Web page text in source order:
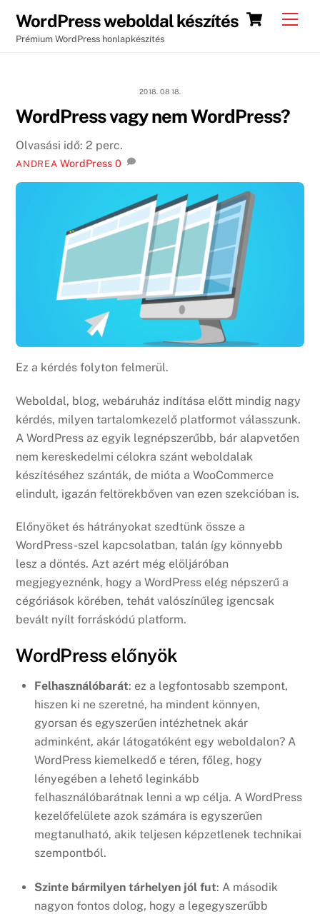
content
Cart
WordPress weboldal készítés
Prémium WordPress honlapkészítés
2018. 08 18.
WordPress vagy nem WordPress?
Olvasási idő:2 perc.
ANDREA WordPress 0
Ez a kérdés folyton felmerül.
Weboldal, blog, webáruház indítása előtt mindig nagy
kérdés, milyen tartalomkezelő platformot válasszunk.
A WordPress az egyik legnépszerűbb, bár alapvetően
nem kereskedelmi célokra szánt weboldalak
készítéséhez szánták, de mióta a WooCommerce
elindult, igazán feltörekbőven van ezen szekcióban is.
Előnyöket és hátrányokat szedtünk össze a
WordPress-szel kapcsolatban, talán így könnyebb
lesz a döntés. Azt azért még elöljáróban
megjegyeznénk, hogy a WordPress elég népszerű a
cégóriások körében, tehát valószínűleg igencsak
bevált nyílt forráskódú platform.
WordPress előnyök
Felhasználóbarát: ez a legfontosabb szempont,
hiszen ki ne szeretné, ha mindent könnyen,
gyorsan és egyszerűen intézhetnek akár
adminként, akár látogatóként egy weboldalon? A
WordPress kiemelkedő e téren, főleg, hogy
lényegében a lehető leginkább
felhasználóbarátnak lenni a wp célja. A WordPress
kezelőfelülete azok számára is egyszerűen
megtanulható, akik teljesen képzetlenek technikai
szempontból.
Szinte bármilyen tárhelyen jól fut: A második
nagyon fontos dolog, hogy a legegyszerűbb